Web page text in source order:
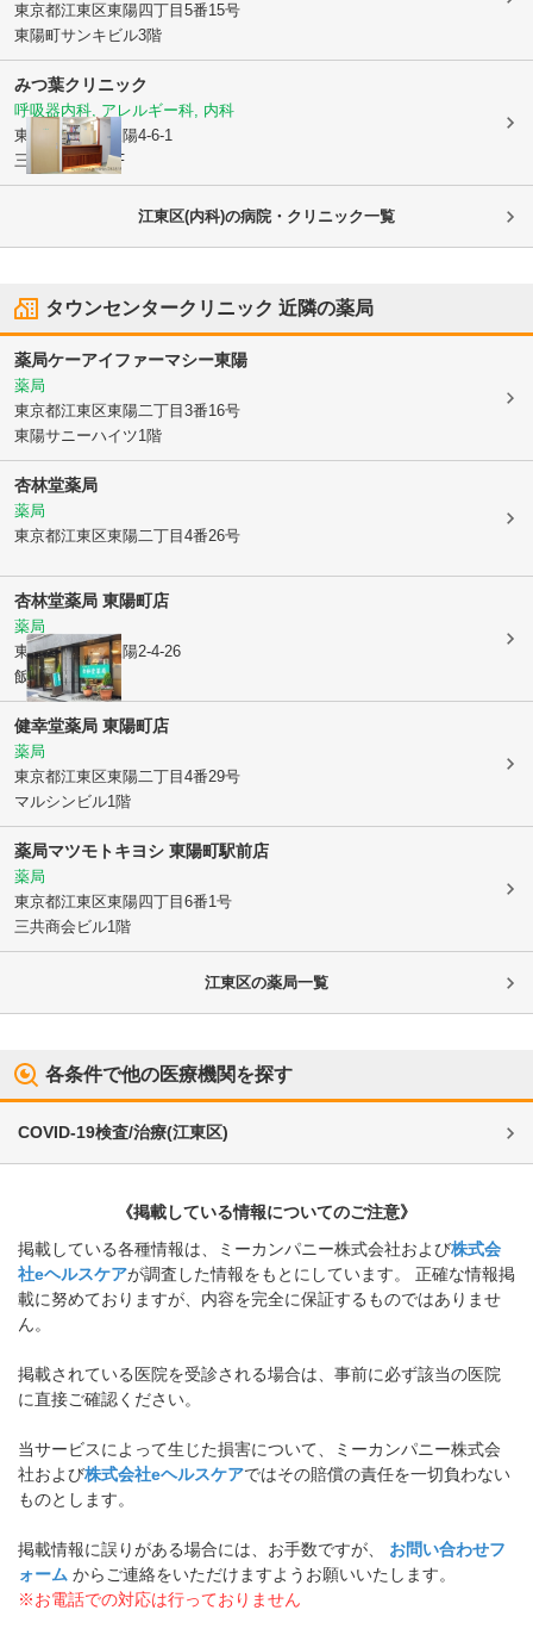
東京都江東区東陽四丁目5番15号
東陽町サンキビル3階
みつ葉クリニック
呼吸器内科, アレルギー科, 内科
東京都江東区 東陽4-6-1
三共商会ビル6F
江東区(内科)の病院・クリニック一覧
タウンセンタークリニック 近隣の薬局
薬局ケーアイファーマシー東陽
薬局
東京都江東区東陽二丁目3番16号
東陽サニーハイツ1階
杏林堂薬局
薬局
東京都江東区東陽二丁目4番26号
杏林堂薬局 東陽町店
薬局
東京都江東区東陽2-4-26
飯田ビル1F
健幸堂薬局 東陽町店
薬局
東京都江東区東陽二丁目4番29号
マルシンビル1階
薬局マツモトキヨシ 東陽町駅前店
薬局
東京都江東区東陽四丁目6番1号
三共商会ビル1階
江東区の薬局一覧
各条件で他の医療機関を探す
COVID-19検査/治療(江東区)
《掲載している情報についてのご注意》
掲載している各種情報は、ミーカンパニー株式会社および株式会
社eヘルスケアが調査した情報をもとにしています。 正確な情報掲
載に努めておりますが、内容を完全に保証するものではありませ
ん。
掲載されている医院を受診される場合は、事前に必ず該当の医院
に直接ご確認ください。
当サービスによって生じた損害について、ミーカンパニー株式会
社および株式会社eヘルスケアではその賠償の責任を一切負わない
ものとします。
掲載情報に誤りがある場合には、お手数ですが、
お問い合わせフ
ォーム からご連絡をいただけますようお願いいたします。
※お電話での対応は行っておりません